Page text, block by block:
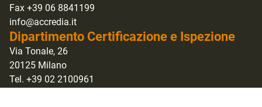
Fax +39 06 8841199
info@accredia.it
Dipartimento Certificazione e Ispezione
Via Tonale, 26
20125 Milano
Tel. +39 02 2100961